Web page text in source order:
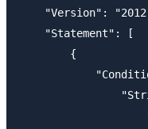
"Version":
    "Statement": [
        {